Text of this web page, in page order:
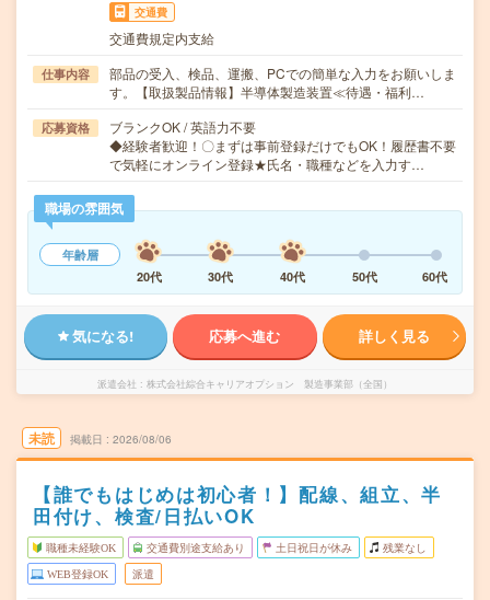
交通費
交通費規定内支給
仕事内容
部品の受入、検品、運搬、PCでの簡単な入力をお願いしま
す。【取扱製品情報】半導体製造装置≪待遇・福利…
応募資格
ブランクOK / 英語力不要
◆経験者歓迎！〇まずは事前登録だけでもOK！履歴書不要
で気軽にオンライン登録★氏名・職種などを入力す…
職場の雰囲気
年齢層
20代
30代 40代 50代 60代
気になる! 応募へ進む 詳しく見る
派遣会社 株式会社綜合キャリアオプション 製造事業部（全国）
未読 掲載日 2026/08/06
【誰でもはじめは初心者！】配線、組立、半
田付け、検査/日払いOK
職種未経験OK 交通費別途支給あり 土日祝日が休み 残業なし
WEB登録OK 派遣